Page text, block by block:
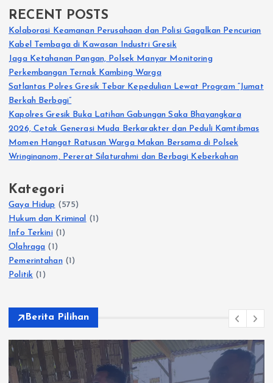
RECENT POSTS
Kolaborasi Keamanan Perusahaan dan Polisi Gagalkan Pencurian
Kabel Tembaga di Kawasan Industri Gresik
Jaga Ketahanan Pangan, Polsek Manyar Monitoring
Perkembangan Ternak Kambing Warga
Satlantas Polres Gresik Tebar Kepedulian Lewat Program “Jumat
Berkah Berbagi”
Kapolres Gresik Buka Latihan Gabungan Saka Bhayangkara
2026, Cetak Generasi Muda Berkarakter dan Peduli Kamtibmas
Momen Hangat Ratusan Warga Makan Bersama di Polsek
Wringinanom, Pererat Silaturahmi dan Berbagi Keberkahan
Kategori
Gaya Hidup (575)
Hukum dan Kriminal (1)
Info Terkini(1)
Olahraga (1)
Pemerintahan(1)
Politik (1)
Berita Pilihan